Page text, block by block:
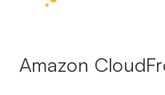
Amazon